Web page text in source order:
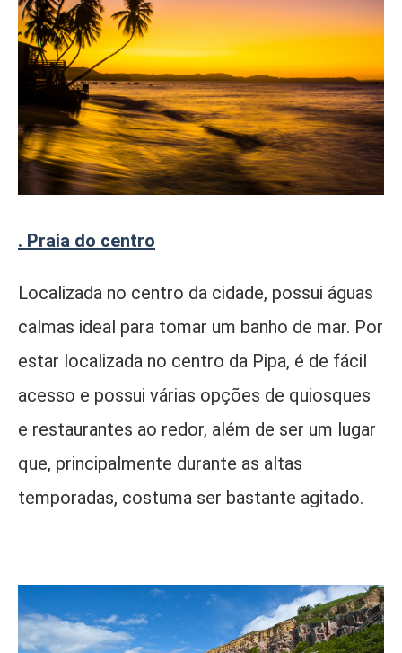
. Praia do centro
Localizada no centro da cidade, possui águas
calmas ideal para tomar um banho de mar. Por
estar localizada no centro da Pipa, é de fácil
acesso e possui várias opções de quiosques
e restaurantes ao redor, além de ser um lugar
que, principalmente durante as altas
temporadas, costuma ser bastante agitado.